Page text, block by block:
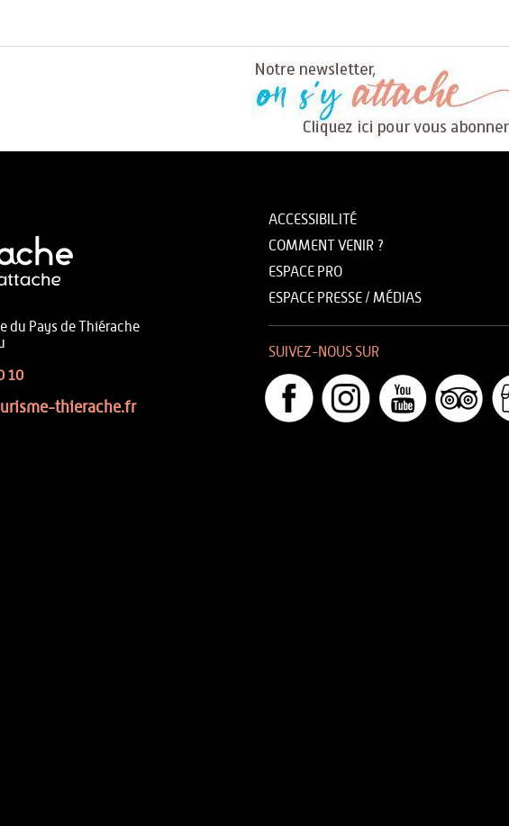
du Pays de Thiérache
10
thierache.fr
ACCESSIBILITÉ
COMMENT VENIR ?
ESPACE PRO
ESPACE PRESSE / MÉDIAS
SUIVEZ-NOUS SUR